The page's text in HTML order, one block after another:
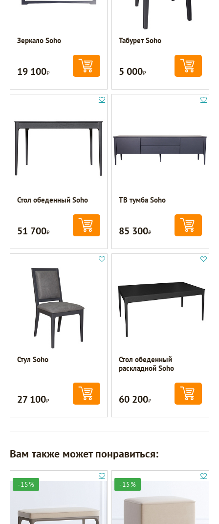
Зеркало Soho
19 100Р
Табурет Soho
5 000Р
Стол обеденный Soho
51 700Р
ТВ тумба Soho
85 300Р
Стул Soho
27 100Р
Стол обеденный
раскладной Soho
60 200Р
Вам также может понравиться:
-15% -15%